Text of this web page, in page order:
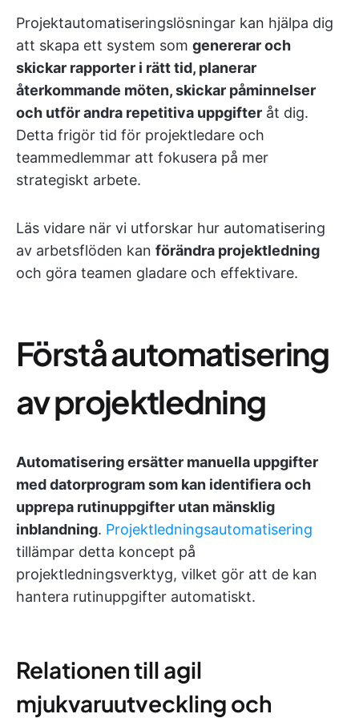
Projektautomatiseringslösningar kan hjälpa dig
att skapa ett system som genererar och
skickar rapporter i rätt tid, planerar
återkommande möten, skickar påminnelser
och utför andra repetitiva uppgifter åt dig.
Detta frigör tid för projektledare och
teammedlemmar att fokusera på mer
strategiskt arbete.
Läs vidare när vi utforskar hur automatisering
av arbetsflöden kan förändra projektledning
och göra teamen gladare och effektivare.
Förstå automatisering
av projektledning
Automatisering ersätter manuella uppgifter
med datorprogram som kan identifiera och
upprepa rutinuppgifter utan mänsklig
inblandning. Projektledningsautomatisering
tillämpar detta koncept på
projektledningsverktyg, vilket gör att de kan
hantera rutinuppgifter automatiskt.
Relationen till agil
mjukvaruutveckling och